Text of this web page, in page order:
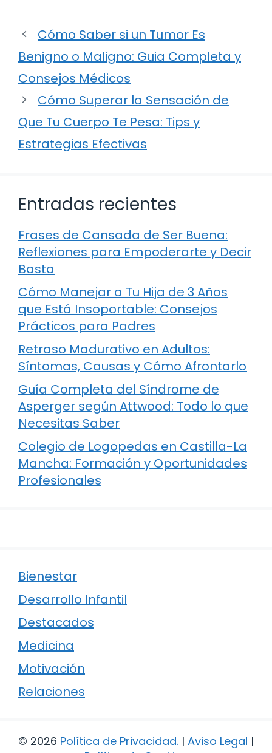
Cómo Saber si un Tumor Es
Benigno o Maligno: Guia Completa y
Consejos Médicos
Cómo Superar la Sensación de
Que Tu Cuerpo Te Pesa: Tips y
Estrategias Efectivas
Entradas recientes
Frases de Cansada de Ser Buena:
Reflexiones para Empoderarte y Decir
Basta
Cómo Manejar a Tu Hija de 3 Años
que Está Insoportable: Consejos
Prácticos para Padres
Retraso Madurativo en Adultos:
Síntomas, Causas y Cómo Afrontarlo
Guía Completa del Síndrome de
Asperger según Attwood: Todo lo que
Necesitas Saber
Colegio de Logopedas en Castilla-La
Mancha: Formación y Oportunidades
Profesionales
Bienestar
Desarrollo Infantil
Destacados
Medicina
Motivación
Relaciones
© 2026 Política de Privacidad. | Aviso Legal |